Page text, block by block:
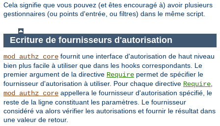
Cela signifie que vous pouvez (et êtes encouragé à) avoir plusieurs
gestionnaires (ou points d'entrée, ou filtres) dans le même script.
Ecriture de fournisseurs d'autorisation
mod_authz_core fournit une interface d'autorisation de haut niveau
bien plus facile à utiliser que dans les hooks correspondants. Le
premier argument de la directive Require permet de spécifier le
fournisseur d'autorisation à utiliser. Pour chaque directive Require
mod_authz_core appellera le fournisseur d'autorisation spécifié, le
reste de la ligne constituant les paramètres. Le fournisseur
considéré va alors vérifier les autorisations et fournir le résultat dans
une valeur de retour.